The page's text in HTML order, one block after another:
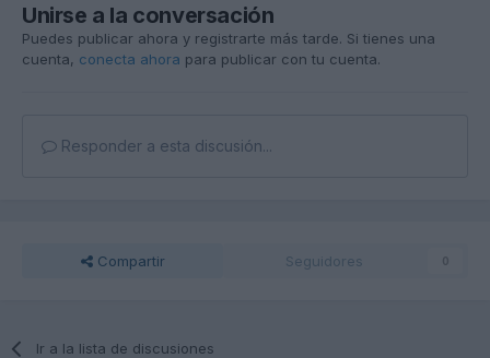
Unirse a la conversación
Puedes publicar ahora y registrarte más tarde. Si tienes una
cuenta, conecta ahora para publicar con tu cuenta.
Responder a esta discusión...
Compartir Seguidores 0
Ir a la lista de discusiones